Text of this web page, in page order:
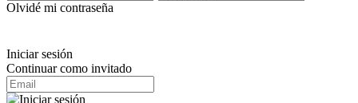
Olvidé mi contraseña
Iniciar sesión
Continuar como invitado